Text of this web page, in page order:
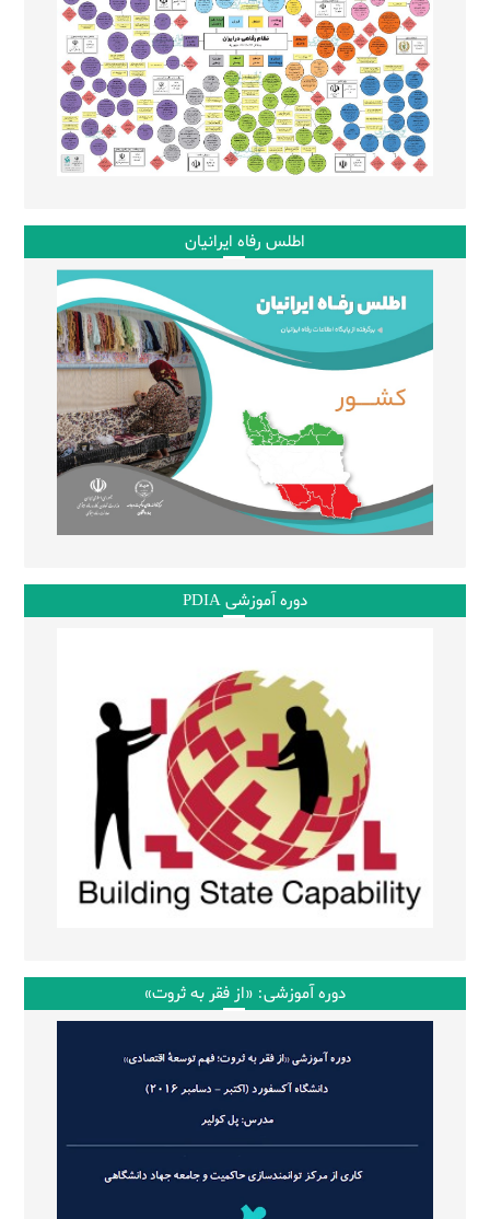
اطلس رفاه ایرانیان
دوره آموزشی PDIA
دوره آموزشی: «از فقر به ثروت»